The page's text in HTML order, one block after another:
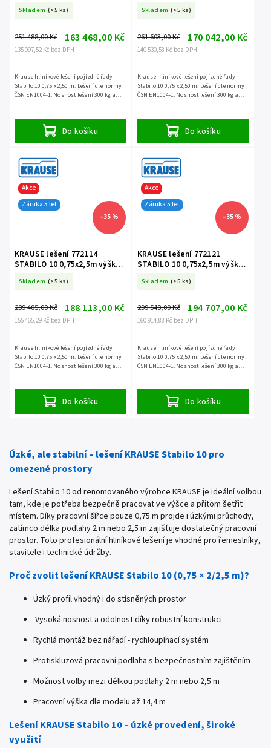
Skladem (>5 ks)
135 097,52 Kč bez DPH
251 488,00 Kč 163 468,00 Kč
Do košíku
Krause hliníkové lešení pojízdné řady
Stabilo 10 0,75 x 2,50 m. Lešení dle normy
ČSN EN1004-1. Nosnost lešení 300 kg a
Skladem (>5 ks)
140 530,58 Kč bez DPH
261 603,00 Kč 170 042,00 Kč
Do košíku
Krause hliníkové lešení pojízdné řady
Stabilo 10 0,75 x 2,50 m. Lešení dle normy
ČSN EN1004-1. Nosnost lešení 300 kg a
Akce
Záruka 5 let
–35 %
KRAUSE lešení 772114
STABILO 10 0,75x2,5m výška
Skladem (>5 ks)
155 465,29 Kč bez DPH
289 405,00 Kč 188 113,00 Kč
Do košíku
Krause hliníkové lešení pojízdné řady
Stabilo 10 0,75 x 2,50 m. Lešení dle normy
ČSN EN1004-1. Nosnost lešení 300 kg a
Akce
Záruka 5 let
–35 %
KRAUSE lešení 772121
STABILO 10 0,75x2,5m výška
Skladem (>5 ks)
160 914,88 Kč bez DPH
299 548,00 Kč 194 707,00 Kč
Do košíku
Krause hliníkové lešení pojízdné řady
Stabilo 10 0,75 x 2,50 m. Lešení dle normy
ČSN EN1004-1. Nosnost lešení 300 kg a
Úzké, ale stabilní – lešení KRAUSE Stabilo 10 pro
omezené prostory
Lešení Stabilo 10 od renomovaného výrobce KRAUSE je ideální volbou
tam, kde je potřeba bezpečně pracovat ve výšce a přitom šetřit
místem. Díky pracovní šířce pouze 0,75 m projde i úzkými průchody,
zatímco délka podlahy 2 m nebo 2,5 m zajišťuje dostatečný pracovní
prostor. Toto profesionální hliníkové lešení je vhodné pro řemeslníky,
stavitele i technické údržby.
Proč zvolit lešení KRAUSE Stabilo 10 (0,75 × 2/2,5 m)?
Úzký profil vhodný i do stísněných prostor
Vysoká nosnost a odolnost díky robustní konstrukci
Rychlá montáž bez nářadí - rychloupínací systém
Protiskluzová pracovní podlaha s bezpečnostním zajištěním
Možnost volby mezi délkou podlahy 2 m nebo 2,5 m
Pracovní výška dle modelu až 14,4 m
Lešení KRAUSE Stabilo 10 – úzké provedení, široké
využití